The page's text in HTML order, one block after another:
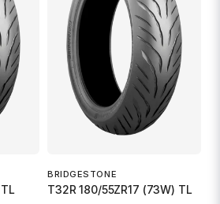
min fråga
BRIDGESTONE
T32R 180/55ZR17 (73W) TL